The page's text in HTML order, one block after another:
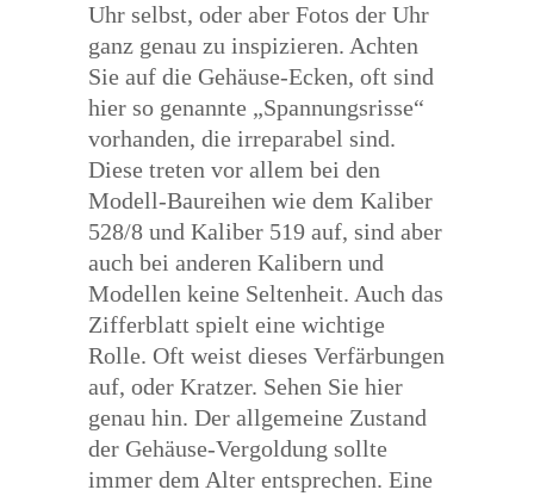
Uhr selbst, oder aber Fotos der Uhr
ganz genau zu inspizieren. Achten
Sie auf die Gehäuse-Ecken, oft sind
hier so genannte „Spannungsrisse“
vorhanden, die irreparabel sind.
Diese treten vor allem bei den
Modell-Baureihen wie dem Kaliber
528/8 und Kaliber 519 auf, sind aber
auch bei anderen Kalibern und
Modellen keine Seltenheit. Auch das
Zifferblatt spielt eine wichtige
Rolle. Oft weist dieses Verfärbungen
auf, oder Kratzer. Sehen Sie hier
genau hin. Der allgemeine Zustand
der Gehäuse-Vergoldung sollte
immer dem Alter entsprechen. Eine